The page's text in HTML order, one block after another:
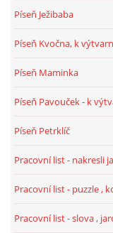
Píseň Ježibaba
Píseň Kvočna, k
Píseň Maminka
Píseň Pavouček - k
Píseň Petrklíč
Pracovní list - nakresli
Pracovní list - puzzle ,
Pracovní list - slova ,